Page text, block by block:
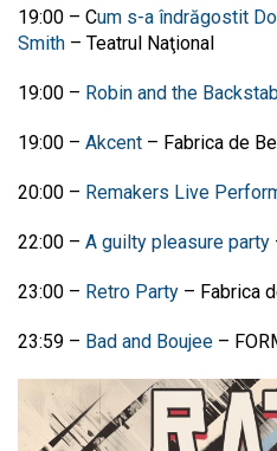
19:00 – Cum s-a îndrăgostit
Smith – Teatrul Naţional
19:00 – Robin and the
19:00 – Akcent – Fabrica de
20:00 – Remakers Live
22:00 – A guilty pleasure party
23:00 – Retro Party – Fabrica
23:59 – Bad and Boujee –